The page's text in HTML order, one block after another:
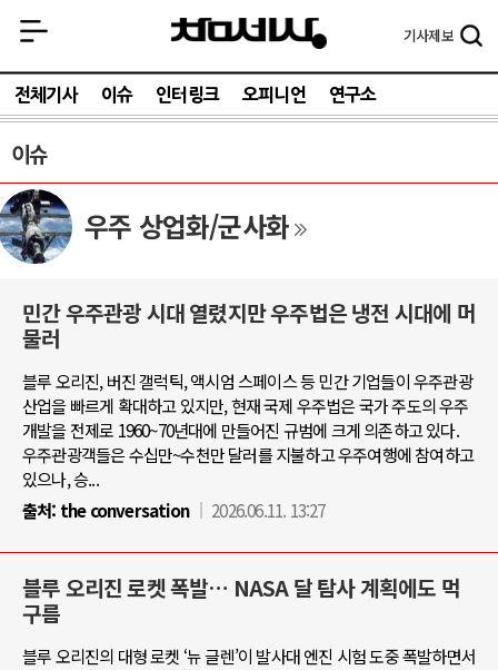
기사제보
전체기사 이슈 인터링크 오피니언 연구소
이슈
우주 상업화/군사화
민간 우주관광 시대 열렸지만 우주법은 냉전 시대에 머
물러
블루 오리진, 버진 갤럭틱, 액시엄 스페이스 등 민간 기업들이 우주관광
산업을 빠르게 확대하고 있지만, 현재 국제 우주법은 국가 주도의 우주
개발을 전제로 1960~70년대에 만들어진 규범에 크게 의존하고 있다.
우주관광객들은 수십만~수천만 달러를 지불하고 우주여행에 참여하고
있으나, 승...
출처: the conversation 2026.06.11. 13:27
블루 오리진 로켓 폭발… NASA 달 탐사 계획에도 먹
구름
블루 오리진의 대형 로켓 ‘뉴 글렌’이 발사대 엔진 시험 도중 폭발하면서